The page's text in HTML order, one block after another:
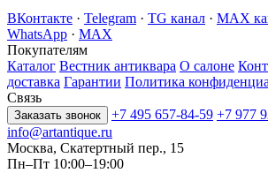
ВКонтакте · Telegram · TG канал · MAX
WhatsApp · MAX
Покупателям
Каталог Вестник антиквара О салоне
доставка Гарантии Политика
Связь
Заказать звонок +7 495 657-84-59 +7 977
info@artantique.ru
Москва, Скатертный пер., 15
Пн–Пт 10:00–19:00